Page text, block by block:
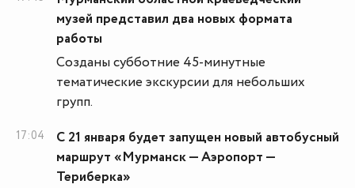
музей представил два новых формата
работы
Созданы субботние 45-минутные
тематические экскурсии для небольших
групп.
17:04
С 21 января будет запущен новый автобусный
маршрут «Мурманск — Аэропорт —
Териберка»